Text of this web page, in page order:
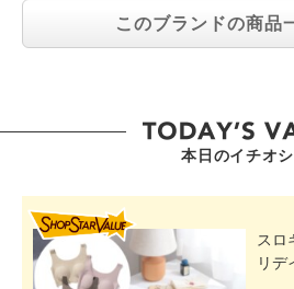
このブランドの商品
本日のイチオシ
スロ
リデ